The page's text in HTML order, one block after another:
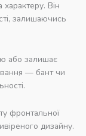
характеру. Він
залишаючись
або залишає
— бант чи
фронтальної
дизайну.